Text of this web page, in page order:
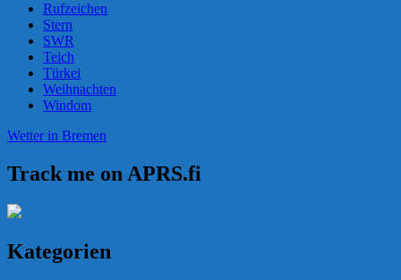
Rufzeichen
Stern
SWR
Teich
Türkei
Weihnachten
Windom
Wetter in Bremen
Track me on APRS.fi
Kategorien